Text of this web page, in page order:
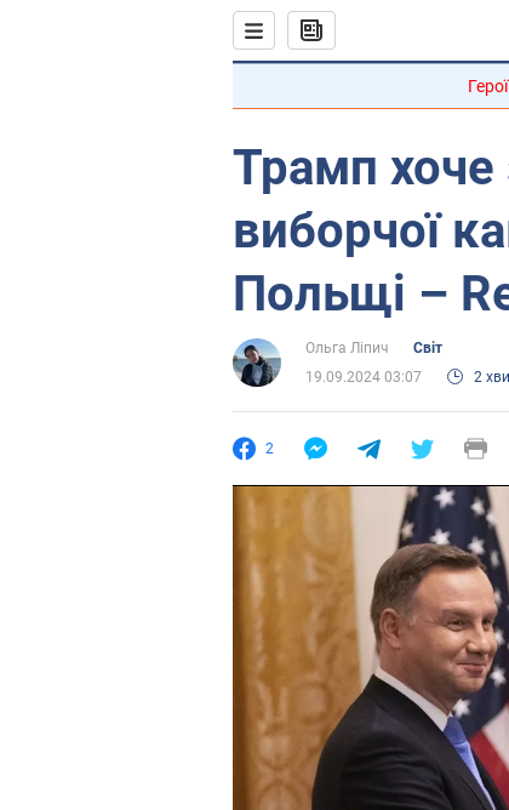
Трамп хоче
виборчої
Польщі –
Ольга Ліпич
Світ
19.09.2024 03:07
2
2